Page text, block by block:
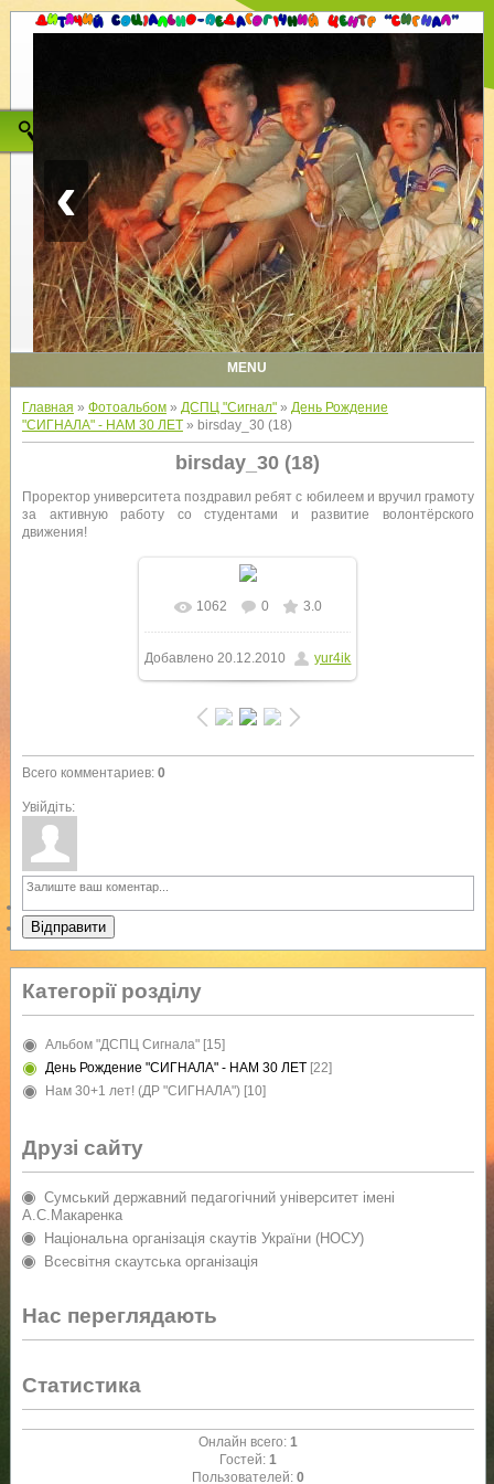
‹
MENU
Главная » Фотоальбом» ДСПЦ "Сигнал"» День Рождение
"СИГНАЛА" - НАМ 30 ЛЕТ» birsday_30 (18)
birsday_30 (18)
Проректор университета поздравил ребят с юбилеем и вручил грамоту
за активную работу со студентами и развитие волонтёрского
движения!
В реальном размере
1280x960/ 447.9Kb
1062 0 3.0
Добавлено 20.12.2010 yur4ik
Всего комментариев: 0
Увійдіть:
Відправити
Категорії розділу
Альбом "ДСПЦ Сигнала" [15]
День Рождение "СИГНАЛА" - НАМ 30 ЛЕТ [22]
Нам 30+1 лет! (ДР "СИГНАЛА") [10]
Друзі сайту
Сумський державний педагогічний університет імені
А.С.Макаренка
Національна організація скаутів України (НОСУ)
Всесвітня скаутська організація
Нас переглядають
Статистика
Онлайн всего: 1
Гостей: 1
Пользователей: 0